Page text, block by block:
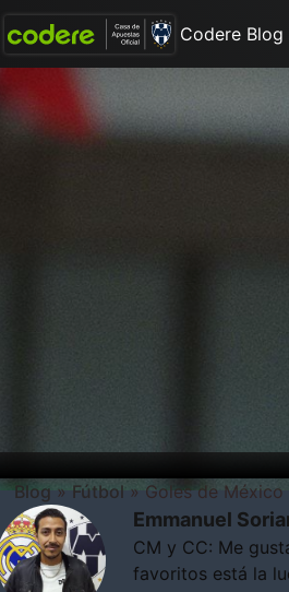
Codere Blog
Blog » Fútbol » Goles de
Emmanuel
CM y CC: Me
favoritos está la